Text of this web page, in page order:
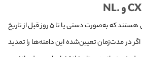
این‌ها نیز ccTLD‌های دیگری هستند که به‌صورت دستی یا تا ۵ روز قبل از تاریخ
در مدت‌زمان تعیین‌شده این دامنه‌ها را تمدید